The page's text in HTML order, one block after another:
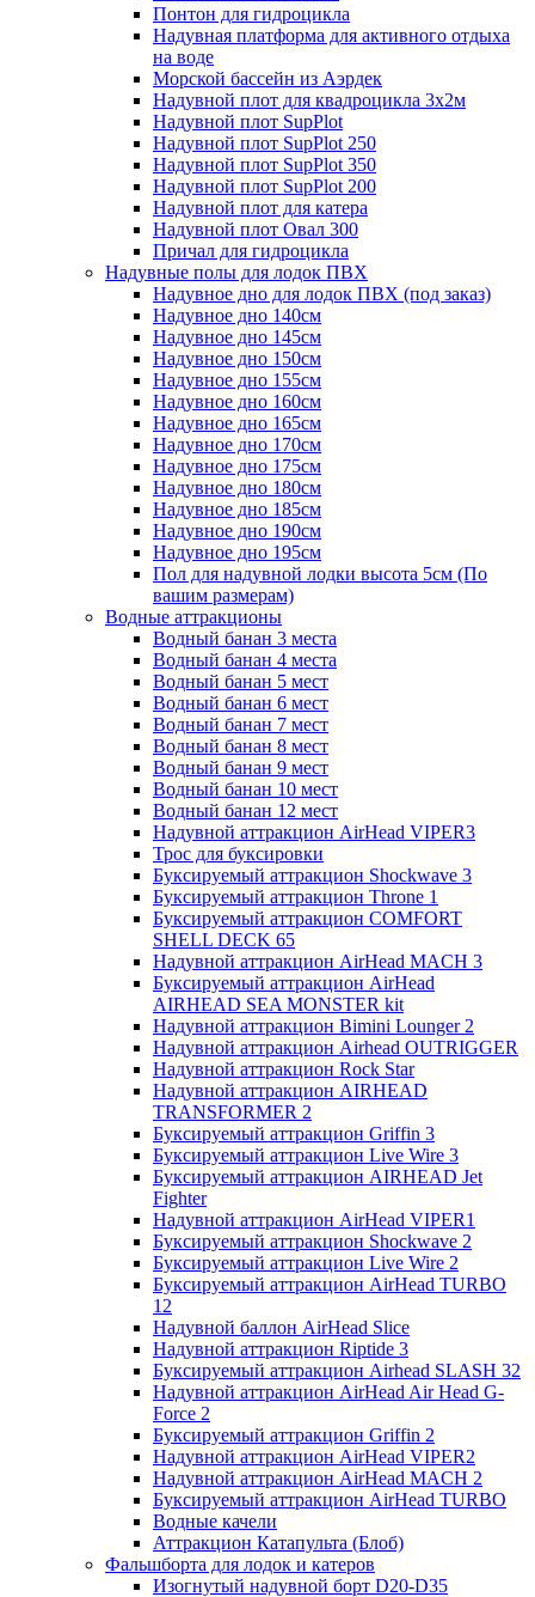
Понтон для гидроцикла
Надувная платформа для активного отдыха
на воде
Морской бассейн из Аэрдек
Надувной плот для квадроцикла 3х2м
Надувной плот SupPlot
Надувной плот SupPlot 250
Надувной плот SupPlot 350
Надувной плот SupPlot 200
Надувной плот для катера
Надувной плот Овал 300
Причал для гидроцикла
Надувные полы для лодок ПВХ
Надувное дно для лодок ПВХ (под заказ)
Надувное дно 140см
Надувное дно 145см
Надувное дно 150см
Надувное дно 155см
Надувное дно 160см
Надувное дно 165см
Надувное дно 170см
Надувное дно 175см
Надувное дно 180см
Надувное дно 185см
Надувное дно 190см
Надувное дно 195см
Пол для надувной лодки высота 5см (По
вашим размерам)
Водные аттракционы
Водный банан 3 места
Водный банан 4 места
Водный банан 5 мест
Водный банан 6 мест
Водный банан 7 мест
Водный банан 8 мест
Водный банан 9 мест
Водный банан 10 мест
Водный банан 12 мест
Надувной аттракцион AirHead VIPER3
Трос для буксировки
Буксируемый аттракцион Shockwave 3
Буксируемый аттракцион Throne 1
Буксируемый аттракцион COMFORT
SHELL DECK 65
Надувной аттракцион AirHead MACH 3
Буксируемый аттракцион AirHead
AIRHEAD SEA MONSTER kit
Надувной аттракцион Bimini Lounger 2
Надувной аттракцион Airhead OUTRIGGER
Надувной аттракцион Rock Star
Надувной аттракцион AIRHEAD
TRANSFORMER 2
Буксируемый аттракцион Griffin 3
Буксируемый аттракцион Live Wire 3
Буксируемый аттракцион AIRHEAD Jet
Fighter
Надувной аттракцион AirHead VIPER1
Буксируемый аттракцион Shockwave 2
Буксируемый аттракцион Live Wire 2
Буксируемый аттракцион AirHead TURBO
12
Надувной баллон AirHead Slice
Надувной аттракцион Riptide 3
Буксируемый аттракцион Airhead SLASH 32
Надувной аттракцион AirHead Air Head G-
Force 2
Буксируемый аттракцион Griffin 2
Надувной аттракцион AirHead VIPER2
Надувной аттракцион AirHead MACH 2
Буксируемый аттракцион AirHead TURBO
Водные качели
Аттракцион Катапульта (Блоб)
Фальшборта для лодок и катеров
Изогнутый надувной борт D20-D35